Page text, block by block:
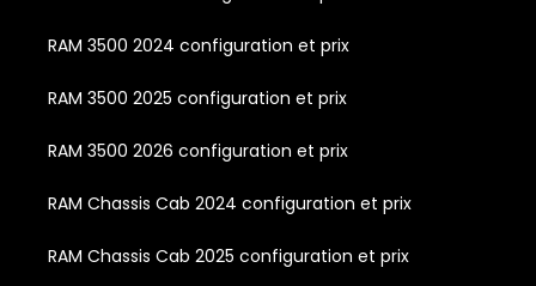
RAM 3500 2024 configuration et prix
RAM 3500 2025 configuration et prix
RAM 3500 2026 configuration et prix
RAM Chassis Cab 2024 configuration et prix
RAM Chassis Cab 2025 configuration et prix